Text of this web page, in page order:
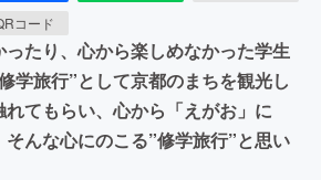
コード
たり、心から楽しめなかった学生
学旅行”として京都のまちを観光し
てもらい、心から「えがお」に
んな心にのこる”修学旅行”と思い